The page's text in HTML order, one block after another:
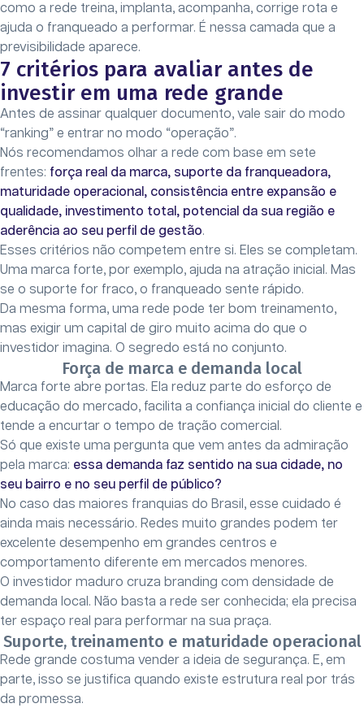
como a rede treina, implanta, acompanha, corrige rota e
ajuda o franqueado a performar. É nessa camada que a
previsibilidade aparece.
7 critérios para avaliar antes de
investir em uma rede grande
Antes de assinar qualquer documento, vale sair do modo
“ranking” e entrar no modo “operação”.
Nós recomendamos olhar a rede com base em sete
frentes: força real da marca, suporte da franqueadora,
maturidade operacional, consistência entre expansão e
qualidade, investimento total, potencial da sua região e
aderência ao seu perfil de gestão.
Esses critérios não competem entre si. Eles se completam.
Uma marca forte, por exemplo, ajuda na atração inicial. Mas
se o suporte for fraco, o franqueado sente rápido.
Da mesma forma, uma rede pode ter bom treinamento,
mas exigir um capital de giro muito acima do que o
investidor imagina. O segredo está no conjunto.
Força de marca e demanda local
Marca forte abre portas. Ela reduz parte do esforço de
educação do mercado, facilita a confiança inicial do cliente e
tende a encurtar o tempo de tração comercial.
Só que existe uma pergunta que vem antes da admiração
pela marca: essa demanda faz sentido na sua cidade, no
seu bairro e no seu perfil de público?
No caso das maiores franquias do Brasil, esse cuidado é
ainda mais necessário. Redes muito grandes podem ter
excelente desempenho em grandes centros e
comportamento diferente em mercados menores.
O investidor maduro cruza branding com densidade de
demanda local. Não basta a rede ser conhecida; ela precisa
ter espaço real para performar na sua praça.
Suporte, treinamento e maturidade operacional
Rede grande costuma vender a ideia de segurança. E, em
parte, isso se justifica quando existe estrutura real por trás
da promessa.